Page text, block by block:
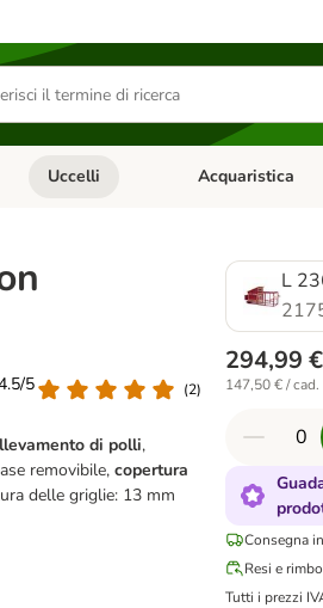
e antiparassitari
Apri Menu Categoria: Piccoli animali
Uccelli Apri Menu
Acquaristica
5
(2)
di polli,
removibile,copertura
delle griglie: 13 mm
L
294,99 €
147,50 € / cad.
Consegna
Resi e
Tutti i prezzi